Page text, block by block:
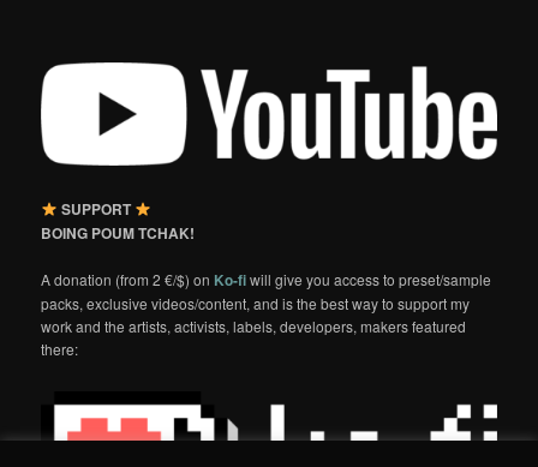
SUPPORT
BOING POUM TCHAK!
A donation (from 2 €/$) on Ko-fiwill give you access to preset/sample
packs, exclusive videos/content, and is the best way to support my
work and the artists, activists, labels, developers, makers featured
there: